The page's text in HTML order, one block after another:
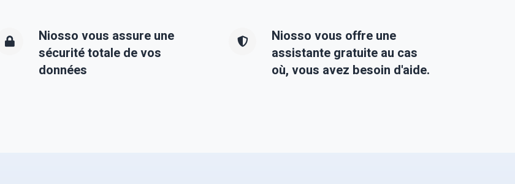
Niosso vous assure une
sécurité totale de vos
données
Niosso vous offre une
assistante gratuite au cas
où, vous avez besoin d'aide.